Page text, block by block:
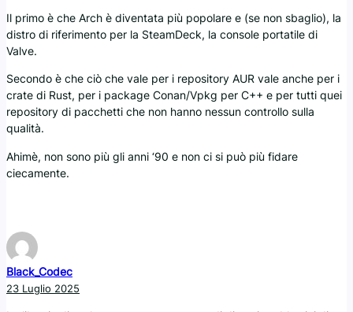
Il primo è che Arch è diventata più popolare e (se non sbaglio), la
distro di riferimento per la SteamDeck, la console portatile di
Valve.
Secondo è che ciò che vale per i repository AUR vale anche per i
crate di Rust, per i package Conan/Vpkg per C++ e per tutti quei
repository di pacchetti che non hanno nessun controllo sulla
qualità.
Ahimè, non sono più gli anni ‘90 e non ci si può più fidare
ciecamente.
Black_Codec
23 Luglio 2025